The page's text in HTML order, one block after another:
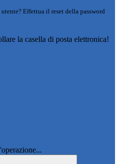
Effettua il reset della password
la casella di posta elettronica!